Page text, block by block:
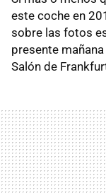
este coche en
sobre las fotos
presente
Salón de